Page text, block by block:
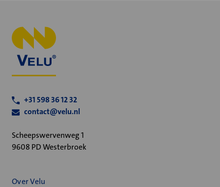
+31 598 36 12 32
contact@velu.nl
Scheepswervenweg 1
9608 PD Westerbroek
Over Velu